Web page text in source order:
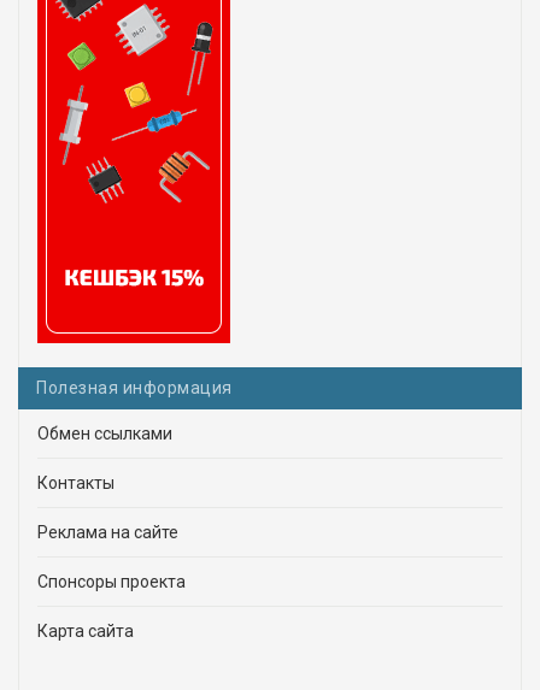
Полезная информация
Обмен ссылками
Контакты
Реклама на сайте
Спонсоры проекта
Карта сайта